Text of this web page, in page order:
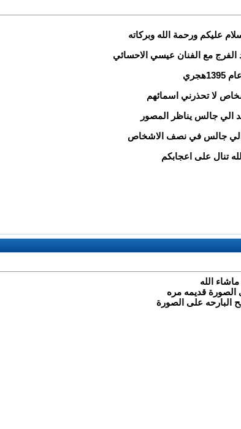
عليكم ورحمة الله وبركاته
مع الفنان عيسي الاحسائي
لا تحذرني اسمائهم
الي جالس يناظر المصور
جالس في نصف الاشخاص
تنال على اعجابكم
ماشاء الله
الصورة قديمه مره
البارحه على الصورة